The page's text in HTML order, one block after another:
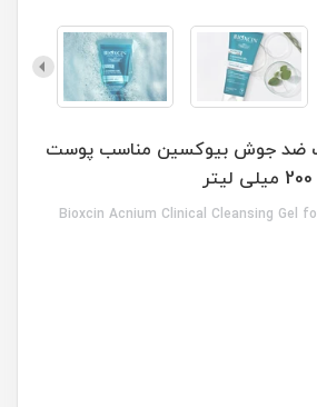
ضد جوش بیوکسین مناسب پوست
Bioxcin Acnium Clinical Cleansing Gel